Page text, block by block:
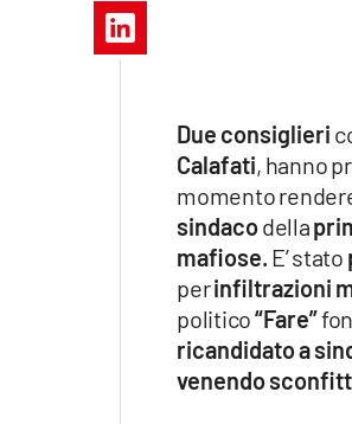
Due consiglieri
Calafati, hanno
momento
sindacodella
mafiose. E’ stato
perinfiltrazioni
politico“Fare”
ricandidato a
venendo